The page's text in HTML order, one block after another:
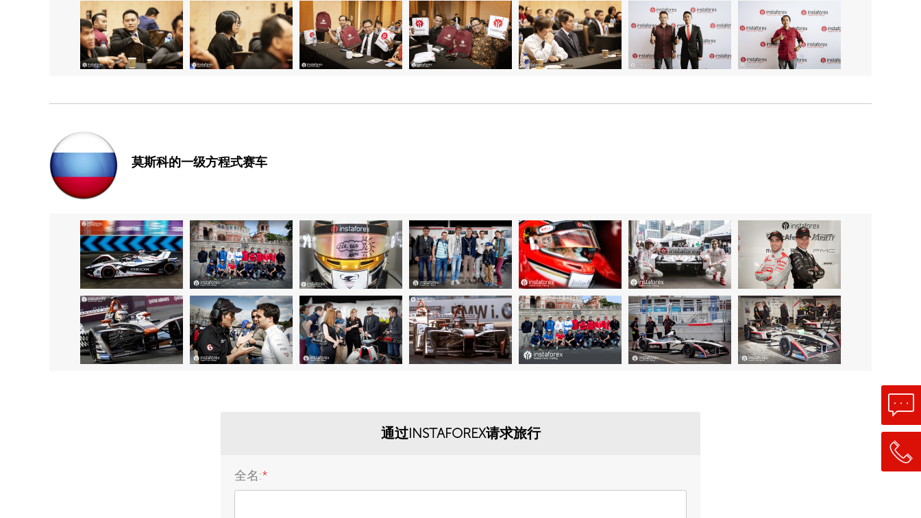
莫斯科的一级方程式赛车
通过INSTAFOREX请求旅行
全名:*